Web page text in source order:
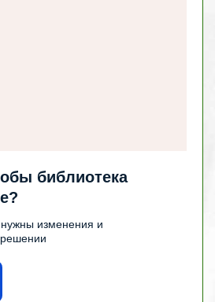
библиотека
изменения и
решении